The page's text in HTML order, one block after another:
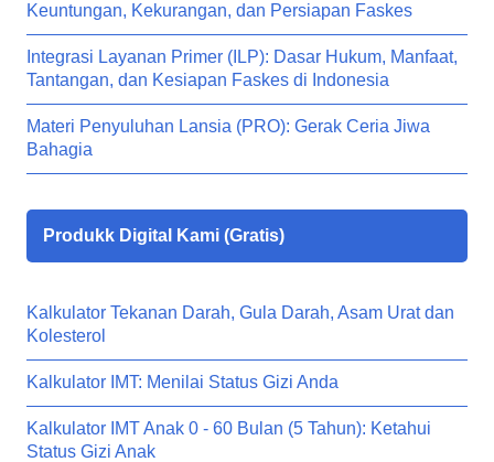
Keuntungan, Kekurangan, dan Persiapan Faskes
Integrasi Layanan Primer (ILP): Dasar Hukum, Manfaat,
Tantangan, dan Kesiapan Faskes di Indonesia
Materi Penyuluhan Lansia (PRO): Gerak Ceria Jiwa
Bahagia
Produkk Digital Kami (Gratis)
Kalkulator Tekanan Darah, Gula Darah, Asam Urat dan
Kolesterol
Kalkulator IMT: Menilai Status Gizi Anda
Kalkulator IMT Anak 0 - 60 Bulan (5 Tahun): Ketahui
Status Gizi Anak